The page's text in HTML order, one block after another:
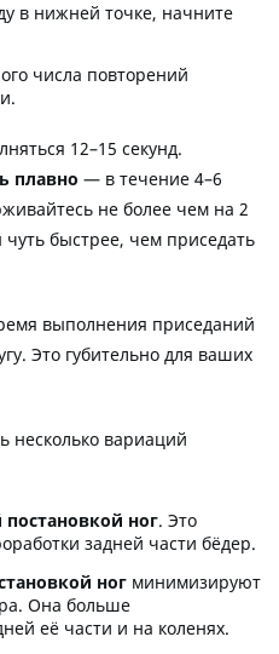
в нижней точке, начните
числа повторений
12–15 секунд.
плавно — в течение 4–6
не более чем на 2
быстрее, чем приседать
выполнения приседаний
Это губительно для ваших
несколько вариаций
ног. Это
задней части бёдер.
ног минимизируют
Она больше
её части и на коленях.